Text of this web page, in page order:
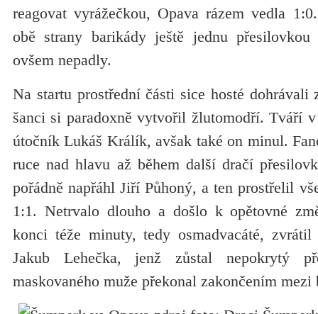
reagovat vyrážečkou, Opava rázem vedla
obě strany barikády ještě jednu
ovšem nepadly.
Na startu prostřední části sice hosté dohrávali
šanci si paradoxně vytvořil žlutomodří. Tváří
útočník Lukáš Králík, avšak také on minul.
ruce nad hlavu až během další dračí
pořádně napřáhl Jiří Půhoný, a ten prostřelil
1:1. Netrvalo dlouho a došlo k opětovné
konci téže minuty, tedy osmadvacáté,
Jakub Lehečka, jenž zůstal nepokrytý
maskovaného muže překonal zakončením mezi